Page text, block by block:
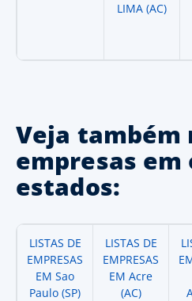
LIMA (AC)
Veja também
empresas em
estados:
LISTAS DE
EMPRESAS
EM Sao
Paulo (SP)
LISTAS DE
EMPRESAS
EM Acre
(AC)